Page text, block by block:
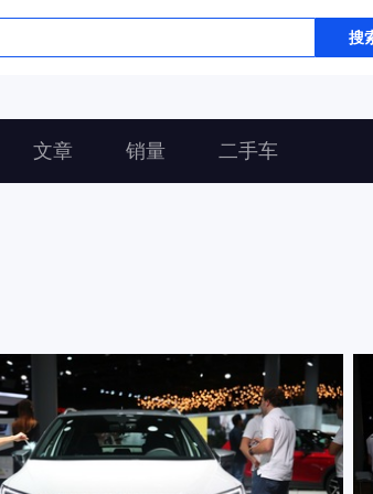
搜
文章 销量 二手车